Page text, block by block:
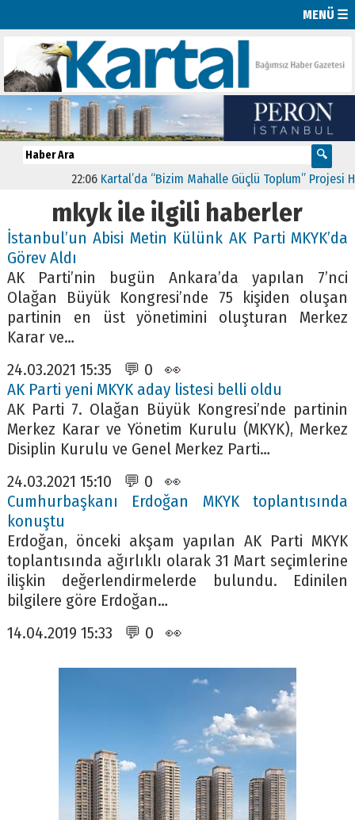
MENÜ ☰
22:06 Kartal’da “Bizim Mahalle Güçlü Toplum” Projesi
mkyk ile ilgili haberler
İstanbul’un Abisi Metin Külünk AK Parti MKYK’da
Görev Aldı
AK Parti’nin bugün Ankara’da yapılan 7’nci
Olağan Büyük Kongresi’nde 75 kişiden oluşan
partinin en üst yönetimini oluşturan Merkez
Karar ve…
24.03.2021 15:35 💬 0 👀
AK Parti yeni MKYK aday listesi belli oldu
AK Parti 7. Olağan Büyük Kongresi’nde partinin
Merkez Karar ve Yönetim Kurulu (MKYK), Merkez
Disiplin Kurulu ve Genel Merkez Parti…
24.03.2021 15:10 💬 0 👀
Cumhurbaşkanı Erdoğan MKYK toplantısında
konuştu
Erdoğan, önceki akşam yapılan AK Parti MKYK
toplantısında ağırlıklı olarak 31 Mart seçimlerine
ilişkin değerlendirmelerde bulundu. Edinilen
bilgilere göre Erdoğan…
14.04.2019 15:33 💬 0 👀